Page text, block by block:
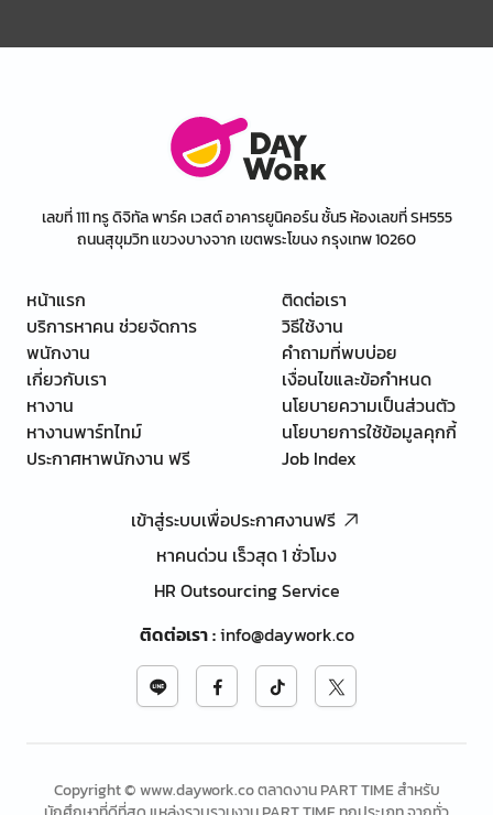
เลขที่ 111 ทรู ดิจิทัล พาร์ค เวสต์ อาคารยูนิคอร์น ชั้น5 ห้องเลขที่ SH555
ถนนสุขุมวิท แขวงบางจาก เขตพระโขนง กรุงเทพ 10260
หน้าแรก
บริการหาคน ช่วยจัดการ
พนักงาน
เกี่ยวกับเรา
หางาน
หางานพาร์ทไทม์
ประกาศหาพนักงาน ฟรี
ติดต่อเรา
วิธีใช้งาน
คำถามที่พบบ่อย
เงื่อนไขและข้อกำหนด
นโยบายความเป็นส่วนตัว
นโยบายการใช้ข้อมูลคุกกี้
Job Index
เข้าสู่ระบบเพื่อประกาศงานฟรี
หาคนด่วน เร็วสุด 1 ชั่วโมง
HR Outsourcing Service
ติดต่อเรา:info@daywork.co
Copyright © www.daywork.co ตลาดงาน PART TIME สำหรับ